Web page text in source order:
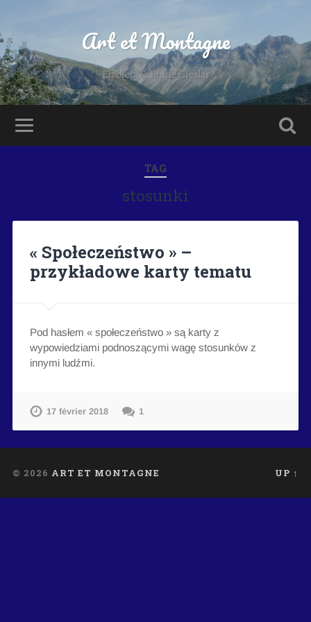
Art et Montagne
Elzbieta & Emile Cieslar
TAG
stosunki
« Społeczeństwo » –
przykładowe karty tematu
Pod hasłem « społeczeństwo » są karty z
wypowiedziami podnoszącymi wagę stosunków z
innymi ludźmi.
17 février 2018 1
© 2026 ART ET MONTAGNE UP ↑